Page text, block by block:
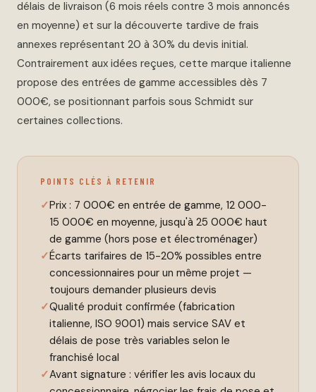
délais de livraison (6 mois réels contre 3 mois annoncés
en moyenne) et sur la découverte tardive de frais
annexes représentant 20 à 30% du devis initial.
Contrairement aux idées reçues, cette marque italienne
propose des entrées de gamme accessibles dès 7
000€, se positionnant parfois sous Schmidt sur
certaines collections.
POINTS CLÉS À RETENIR
Prix : 7 000€ en entrée de gamme, 12 000-
15 000€ en moyenne, jusqu'à 25 000€ haut
de gamme (hors pose et électroménager)
Écarts tarifaires de 15-20% possibles entre
concessionnaires pour un même projet —
toujours demander plusieurs devis
Qualité produit confirmée (fabrication
italienne, ISO 9001) mais service SAV et
délais de pose très variables selon le
franchisé local
Avant signature : vérifier les avis locaux du